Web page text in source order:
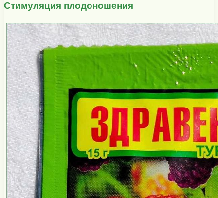
Стимуляция плодоношения